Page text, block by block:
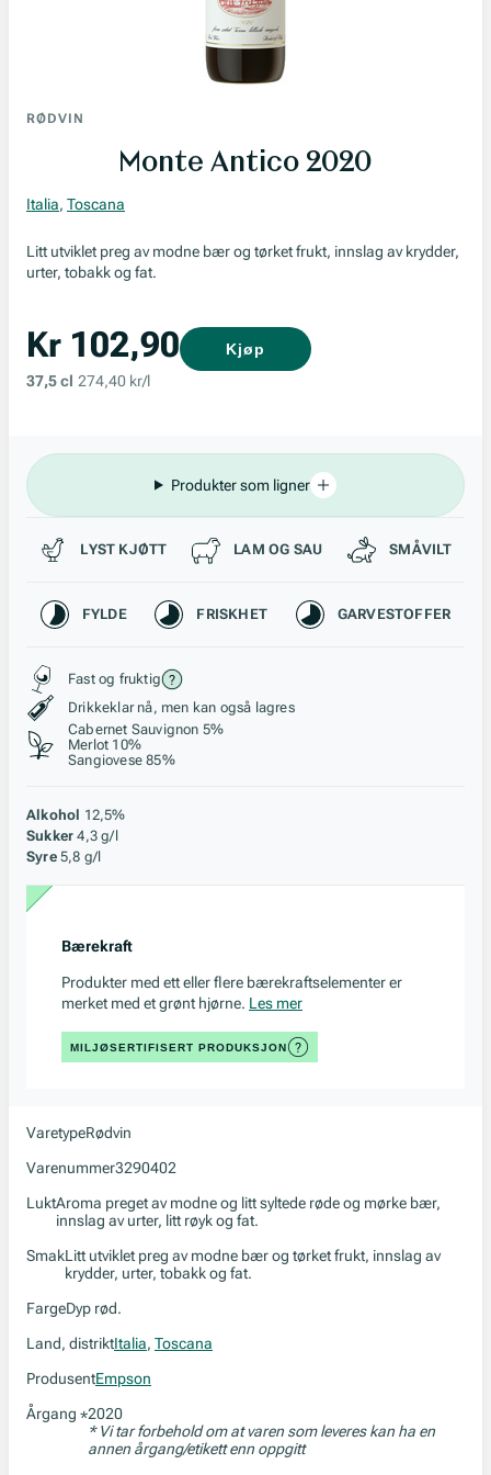
RØDVIN
Monte Antico 2020
Italia, Toscana
Litt utviklet preg av modne bær og tørket frukt, innslag av krydder,
urter, tobakk og fat.
Kr 102,90
37,5 cl 274,40 kr/l
Kjøp
Produkter som ligner
Passer til
LYST KJØTT LAM OG SAU SMÅVILT
Karakteristikk
FYLDE FRISKHET GARVESTOFFER
Stil, lagring og råstoff
Fast og fruktig
Drikkeklar nå, men kan også lagres
Cabernet Sauvignon 5%
Merlot 10%
Sangiovese 85%
Alkohol 12,5%
Sukker 4,3 g/l
Syre 5,8 g/l
Bærekraft
Produkter med ett eller flere bærekraftselementer er
merket med et grønt hjørne. Les mer
MILJØSERTIFISERT PRODUKSJON
VaretypeRødvin
Varenummer3290402
LuktAroma preget av modne og litt syltede røde og mørke bær,
innslag av urter, litt røyk og fat.
SmakLitt utviklet preg av modne bær og tørket frukt, innslag av
krydder, urter, tobakk og fat.
FargeDyp rød.
Land, distriktItalia, Toscana
ProdusentEmpson
Årgang *2020
* Vi tar forbehold om at varen som leveres kan ha en
annen årgang/etikett enn oppgitt